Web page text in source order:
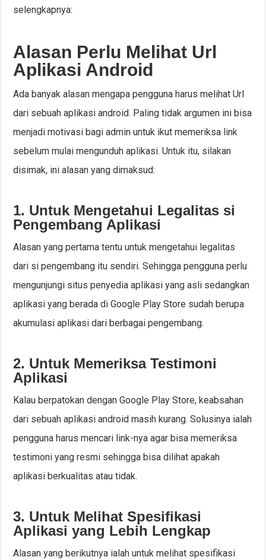
selengkapnya:
Alasan Perlu Melihat Url
Aplikasi Android
Ada banyak alasan mengapa pengguna harus melihat Url
dari sebuah aplikasi android. Paling tidak argumen ini bisa
menjadi motivasi bagi admin untuk ikut memeriksa link
sebelum mulai mengunduh aplikasi. Untuk itu, silakan
disimak, ini alasan yang dimaksud:
1. Untuk Mengetahui Legalitas si
Pengembang Aplikasi
Alasan yang pertama tentu untuk mengetahui legalitas
dari si pengembang itu sendiri. Sehingga pengguna perlu
mengunjungi situs penyedia aplikasi yang asli sedangkan
aplikasi yang berada di Google Play Store sudah berupa
akumulasi aplikasi dari berbagai pengembang.
2. Untuk Memeriksa Testimoni
Aplikasi
Kalau berpatokan dengan Google Play Store, keabsahan
dari sebuah aplikasi android masih kurang. Solusinya ialah
pengguna harus mencari link-nya agar bisa memeriksa
testimoni yang resmi sehingga bisa dilihat apakah
aplikasi berkualitas atau tidak.
3. Untuk Melihat Spesifikasi
Aplikasi yang Lebih Lengkap
Alasan yang berikutnya ialah untuk melihat spesifikasi